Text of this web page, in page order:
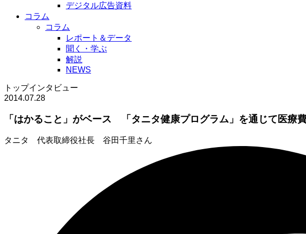
デジタル広告資料
コラム
コラム
レポート＆データ
聞く・学ぶ
解説
NEWS
トップインタビュー
2014.07.28
「はかること」がベース 「タニタ健康プログラム」を通じて医療
タニタ 代表取締役社長 谷田千里さん